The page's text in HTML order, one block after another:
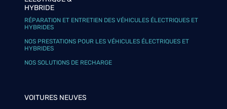
HYBRIDE
RÉPARATION ET ENTRETIEN DES VÉHICULES ÉLECTRIQUES ET
HYBRIDES
NOS PRESTATIONS POUR LES VÉHICULES ÉLECTRIQUES ET
HYBRIDES
NOS SOLUTIONS DE RECHARGE
VOITURES NEUVES